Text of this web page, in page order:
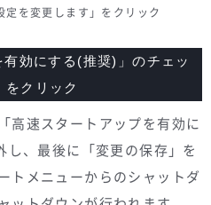
定を変更します」をクリック
効にする(推奨)」のチェッ
をクリック
高速スタートアップを有効に
、最後に「変更の保存」を
トメニューからのシャットダ